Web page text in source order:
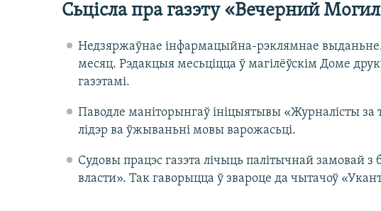
Сьцісла пра газэту «Вечерний
Недзяржаўнае інфармацыйна-рэклямнае
месяц. Рэдакцыя месьціцца ў магілёўскім Доме
газэтамі.
Паводле маніторынгаў ініцыятывы «Журналісты за
лідэр ва ўжываньні мовы варожасьці.
Судовы працэс газэта лічыць палітычнай замовай з
власти». Так гаворыцца ў звароце да чытачоў